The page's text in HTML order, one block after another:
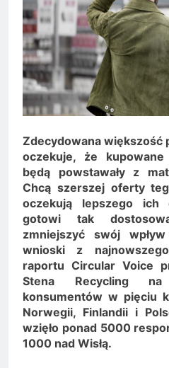
białe?
2 Lata
Na
2
Zdecydowana większość
oczekuje, że
będą powstawały z
Chcą szerszej oferty
oczekują lepszego ich
gotowi tak
zmniejszyć swój
wnioski z
raportu Circular Voice
Stena Recycling
konsumentów w pięciu
Norwegii, Finlandii i
wzięło ponad 5000
1000 nad Wisłą.